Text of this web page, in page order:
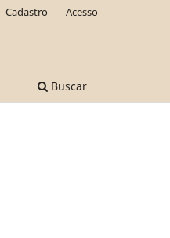
Buscar
Cadastro Acesso